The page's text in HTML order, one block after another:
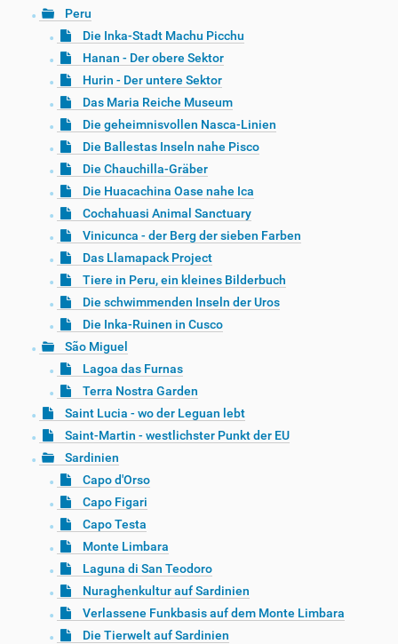
Peru
Die Inka-Stadt Machu Picchu
Hanan - Der obere Sektor
Hurin - Der untere Sektor
Das Maria Reiche Museum
Die geheimnisvollen Nasca-Linien
Die Ballestas Inseln nahe Pisco
Die Chauchilla-Gräber
Die Huacachina Oase nahe Ica
Cochahuasi Animal Sanctuary
Vinicunca - der Berg der sieben Farben
Das Llamapack Project
Tiere in Peru, ein kleines Bilderbuch
Die schwimmenden Inseln der Uros
Die Inka-Ruinen in Cusco
São Miguel
Lagoa das Furnas
Terra Nostra Garden
Saint Lucia - wo der Leguan lebt
Saint-Martin - westlichster Punkt der EU
Sardinien
Capo d'Orso
Capo Figari
Capo Testa
Monte Limbara
Laguna di San Teodoro
Nuraghenkultur auf Sardinien
Verlassene Funkbasis auf dem Monte Limbara
Die Tierwelt auf Sardinien